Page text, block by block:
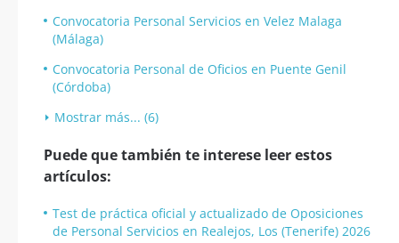
Convocatoria Personal Servicios en Velez Malaga
(Málaga)
Convocatoria Personal de Oficios en Puente Genil
(Córdoba)
Mostrar más... (6)
Puede que también te interese leer estos
artículos:
Test de práctica oficial y actualizado de Oposiciones
de Personal Servicios en Realejos, Los (Tenerife) 2026